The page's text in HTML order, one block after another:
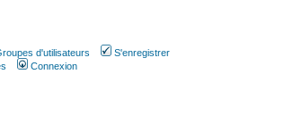
d'utilisateurs
S'enregistrer
Connexion